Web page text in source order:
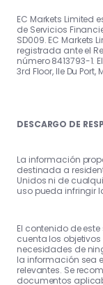
EC Markets
de Servicios
SD009. EC Markets
registrada ante el
número 8413793-1.
3rd Floor, Ile Du
DESCARGO DE
La información
destinada a
Unidos ni de
uso pueda infringir
El contenido de
cuenta los
necesidades de
la información sea
relevantes. Se
documentos